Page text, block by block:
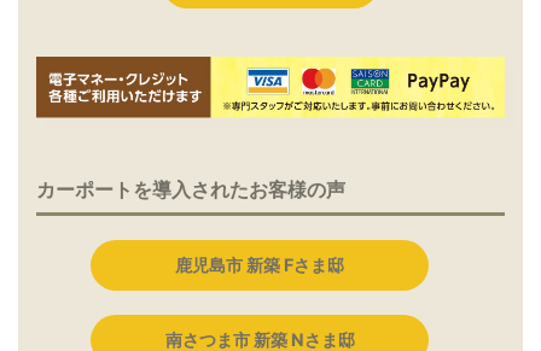
カーポートを導入されたお客様の声
鹿児島市 新築 Fさま邸
南さつま市 新築 Nさま邸